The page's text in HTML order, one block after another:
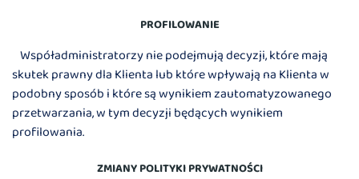
PROFILOWANIE
Współadministratorzy nie podejmują decyzji, które mają
skutek prawny dla Klienta lub które wpływają na Klienta w
podobny sposób i które są wynikiem zautomatyzowanego
przetwarzania, w tym decyzji będących wynikiem
profilowania.
ZMIANY POLITYKI PRYWATNOŚCI